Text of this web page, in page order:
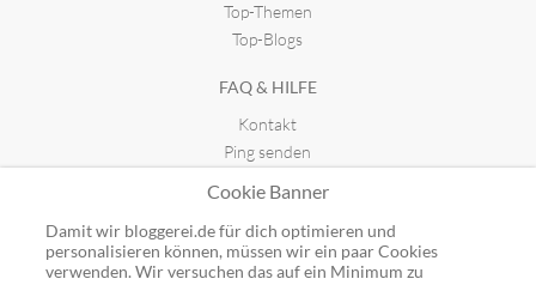
Immobilien Hauskauf aktuell
Top-Themen
Top-Blogs
FAQ & HILFE
Kontakt
Ping senden
GUTSCHEINE
Top-Gutscheine
Cookie Banner
Damit wir bloggerei.de für dich optimieren und
personalisieren können, müssen wir ein paar Cookies
verwenden. Wir versuchen das auf ein Minimum zu